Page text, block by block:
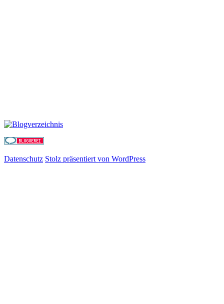
Datenschutz Stolz präsentiert von WordPress